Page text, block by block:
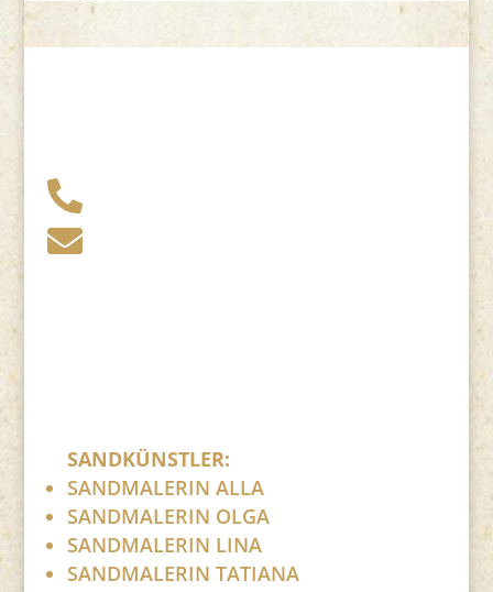


SANDKÜNSTLER:
SANDMALERIN ALLA
SANDMALERIN OLGA
SANDMALERIN LINA
SANDMALERIN TATIANA